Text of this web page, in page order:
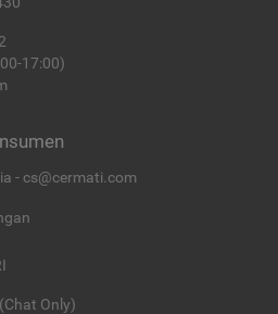
17:00)
- cs@cermati.com
Only)